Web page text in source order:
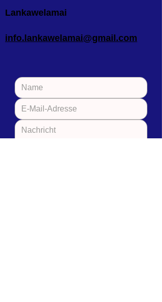
Lankawelamai
info.lankawelamai@gmail.com